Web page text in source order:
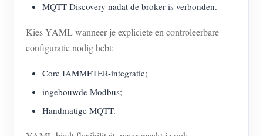
MQTT Discovery nadat de broker is verbonden.
Kies YAML wanneer je expliciete en controleerbare
configuratie nodig hebt:
Core IAMMETER-integratie;
ingebouwde Modbus;
Handmatige MQTT.